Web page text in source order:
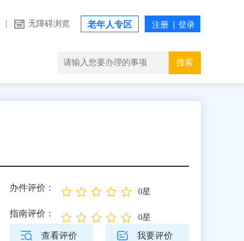
无障碍浏览 老年人专区
搜索
办件评价： 0星
指南评价： 0星
查看评价 我要评价